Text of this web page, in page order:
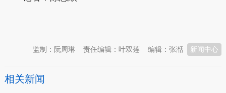
新闻中心
编辑：张湉
责任编辑：叶双莲
监制：阮周琳
相关新闻